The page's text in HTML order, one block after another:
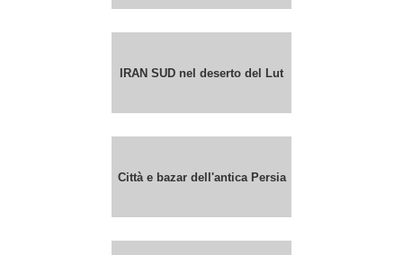
IRAN SUD nel deserto del Lut
Città e bazar dell'antica Persia